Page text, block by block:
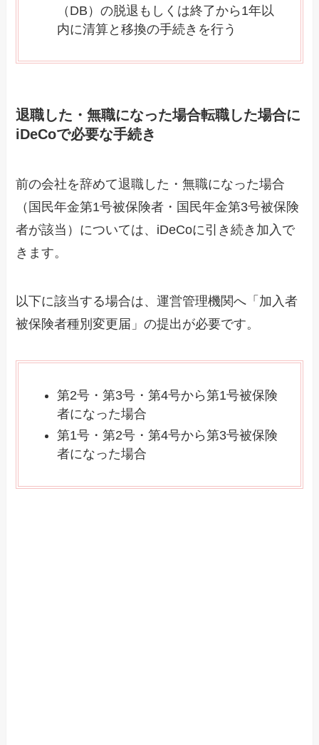
（DB）の脱退もしくは終了から1年以
内に清算と移換の手続きを行う
退職した・無職になった場合転職した場合に
iDeCoで必要な手続き
前の会社を辞めて退職した・無職になった場合
（国民年金第1号被保険者・国民年金第3号被保険
者が該当）については、iDeCoに引き続き加入で
きます。
以下に該当する場合は、運営管理機関へ「加入者
被保険者種別変更届」の提出が必要です。
第2号・第3号・第4号から第1号被保険
者になった場合
第1号・第2号・第4号から第3号被保険
者になった場合